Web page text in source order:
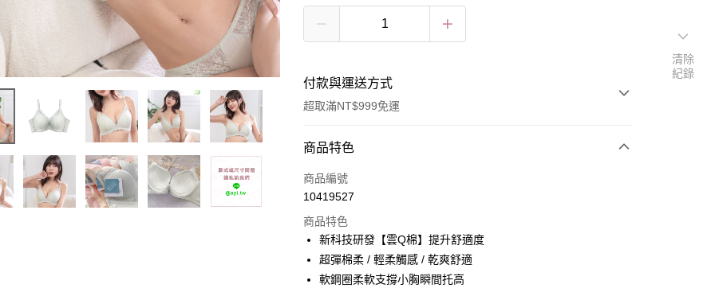
付款與運送方式
超取滿NT$999免運
付款方式
信用卡一次付款
Apple Pay
ATM付款
商品特色
商品編號
10419527
商品特色
新科技研發【雲Q棉】提升舒適度
超彈棉柔 / 輕柔觸感 / 乾爽舒適
軟鋼圈柔軟支撐小胸瞬間托高
清除
紀錄